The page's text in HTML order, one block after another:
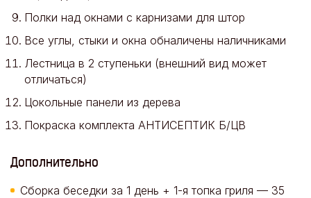
Полки над окнами с карнизами для штор
Все углы, стыки и окна обналичены наличниками
Лестница в 2 ступеньки (внешний вид может
отличаться)
Цокольные панели из дерева
Покраска комплекта АНТИСЕПТИК Б/ЦВ
Дополнительно
Сборка беседки за 1 день + 1-я топка гриля — 35